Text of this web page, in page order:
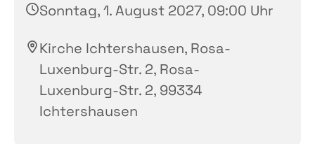
Sonntag, 1. August 2027, 09:00 Uhr
Kirche Ichtershausen, Rosa-
Luxenburg-Str. 2, Rosa-
Luxenburg-Str. 2, 99334
Ichtershausen